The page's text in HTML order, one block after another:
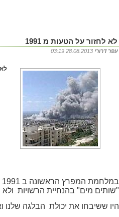
לא לחזור על הטעות מ 1991
עפר דרורי
"שותים מים" בהנחיית הרשויות ולא
היו ששיבחו את יכולת הבלגה שלנו